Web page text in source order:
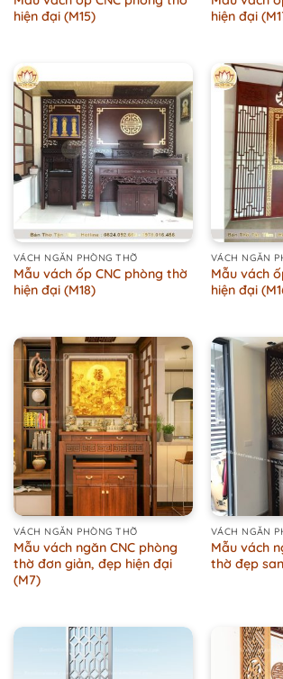
hiện đại (M15)
hiện đại
VÁCH NGĂN PHÒNG THỜ
Mẫu vách ốp CNC phòng thờ
hiện đại (M18)
VÁCH NGĂN
Mẫu vách
hiện đại
VÁCH NGĂN PHÒNG THỜ
Mẫu vách ngăn CNC phòng
thờ đơn giản, đẹp hiện đại
(M7)
VÁCH NGĂN
Mẫu vách
thờ đẹp